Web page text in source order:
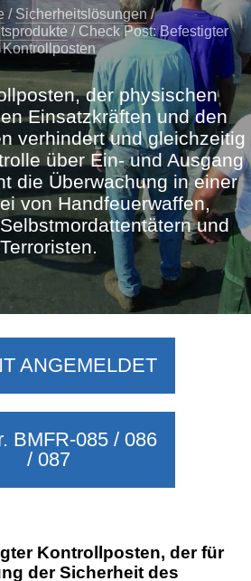
/ Sicherheitslösungen/
/ Check Post: Befestigter
Kontrollposten
der physischen
Einsatzkräften und den
verhindert und gleichzeitig
über Ein- und Ausgang
die Überwachung in einer
von Handfeuerwaffen,
und
Terroristen.
ANGEMELDET
BMFR-085 / 086
/ 087
Kontrollposten, der für
der Sicherheit des